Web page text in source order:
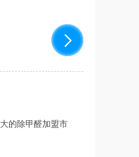
的除甲醛加盟市